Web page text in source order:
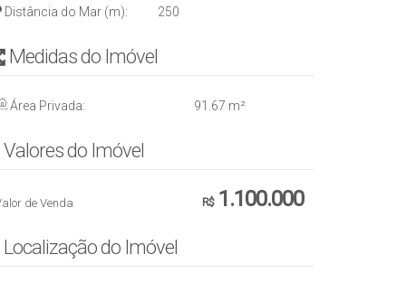
Distância do Mar (m): 250
Medidas do Imóvel
Área Privada: 91 .67 m²
Valores do Imóvel
R$1.100.000
de Venda
Localização do Imóvel